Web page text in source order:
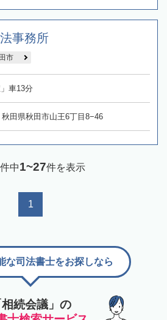
事務所
市
車13分
秋田県秋田市山王6丁目8−46
件中1~27件を表示
1
相続会議」の
な司法書士をお探しなら